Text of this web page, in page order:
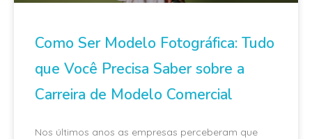
Como Ser Modelo Fotográfica: Tudo
que Você Precisa Saber sobre a
Carreira de Modelo Comercial
Nos últimos anos as empresas perceberam que